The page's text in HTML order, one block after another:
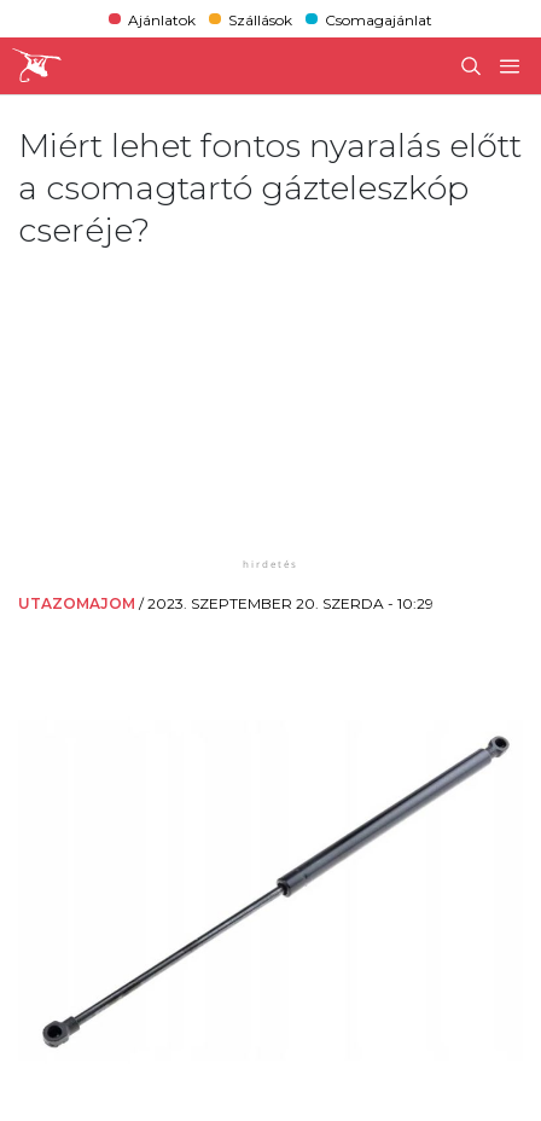
Ajánlatok Szállások Csomagajánlat
Miért lehet fontos nyaralás előtt
a csomagtartó gázteleszkóp
cseréje?
UTAZOMAJOM /2023. SZEPTEMBER 20. SZERDA - 10:29